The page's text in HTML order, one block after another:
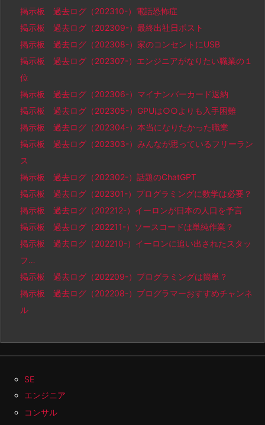
掲示板 過去ログ（202310-）電話恐怖症
掲示板 過去ログ（202309-）最終出社日ポスト
掲示板 過去ログ（202308-）家のコンセントにUSB
掲示板 過去ログ（202307-）エンジニアがなりたい職業の１
位
掲示板 過去ログ（202306-）マイナンバーカード返納
掲示板 過去ログ（202305-）GPUは○○よりも入手困難
掲示板 過去ログ（202304-）本当になりたかった職業
掲示板 過去ログ（202303-）みんなが思っているフリーラン
ス
掲示板 過去ログ（202302-）話題のChatGPT
掲示板 過去ログ（202301-）プログラミングに数学は必要？
掲示板 過去ログ（202212-）イーロンが日本の人口を予言
掲示板 過去ログ（202211-）ソースコードは単純作業？
掲示板 過去ログ（202210-）イーロンに追い出されたスタッ
フ…
掲示板 過去ログ（202209-）プログラミングは簡単？
掲示板 過去ログ（202208-）プログラマーおすすめチャンネ
ル
SE
エンジニア
コンサル